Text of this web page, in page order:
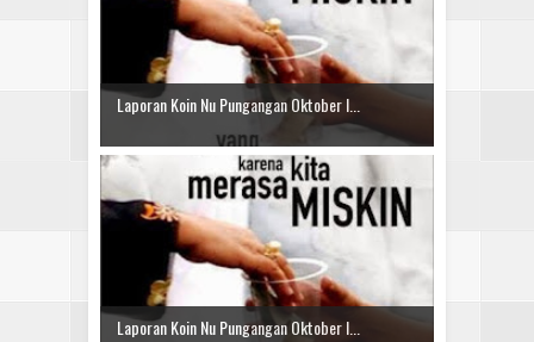
Laporan Koin Nu Pungangan Oktober I...
Laporan Koin Nu Pungangan Oktober I...